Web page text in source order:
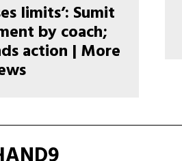
limits’: Sumit
by coach;
action | More